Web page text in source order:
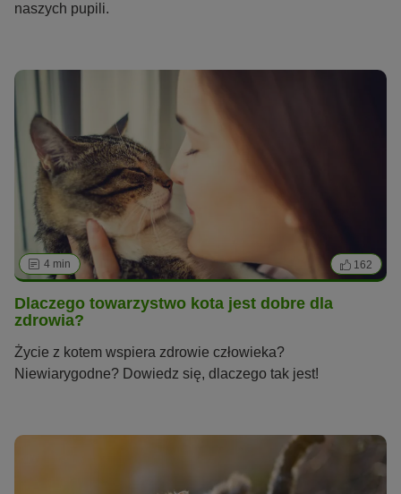
naszych pupili.
4 min 162
Dlaczego towarzystwo kota jest dobre dla
zdrowia?
Życie z kotem wspiera zdrowie człowieka?
Niewiarygodne? Dowiedz się, dlaczego tak jest!